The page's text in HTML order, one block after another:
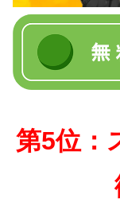
第5位：